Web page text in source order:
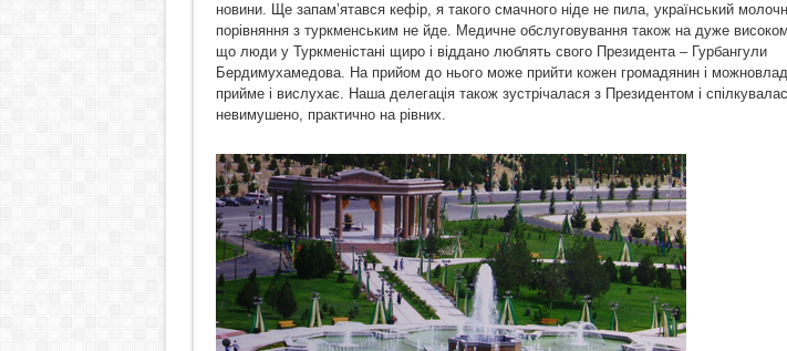
новини. Ще запам’ятався кефір, я такого смачного ніде не пила, український
порівняння з туркменським не йде. Медичне обслуговування також на дуже
що люди у Туркменістані щиро і віддано люблять свого Президента – Гурбангули
Бердимухамедова. На прийом до нього може прийти кожен громадянин і
прийме і вислухає. Наша делегація також зустрічалася з Президентом і
невимушено, практично на рівних.